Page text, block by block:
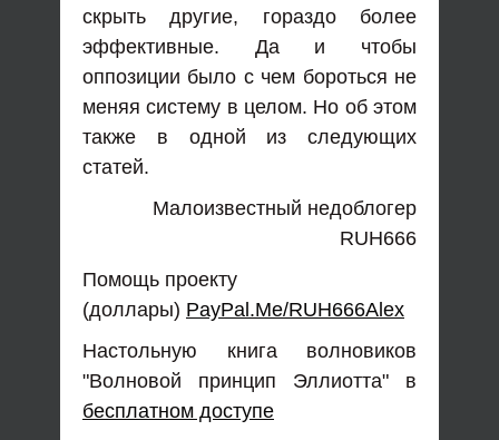
скрыть другие, гораздо более
эффективные. Да и чтобы
оппозиции было с чем бороться не
меняя систему в целом. Но об этом
также в одной из следующих
статей.
Малоизвестный недоблогер
RUH666
Помощь проекту
(доллары) PayPal.Me/RUH666Alex
Настольную книга волновиков
"Волновой принцип Эллиотта" в
бесплатном доступе